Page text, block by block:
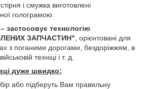
і смужка виготовлені
голограмою.
технологію
ЗАПЧАСТИН" , орієнтовані для
з поганими дорогами, бездоріжжям, в
техніці і т. д.
дуже швидко:
або підберуть Вам правильну